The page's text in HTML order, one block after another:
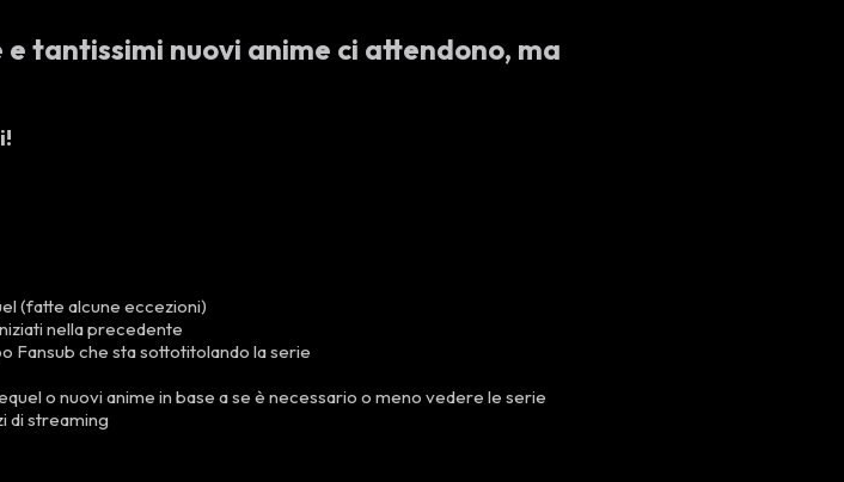
tantissimi nuovi anime ci attendono, ma
(fatte alcune eccezioni)
nella precedente
Fansub che sta sottotitolando la serie
o nuovi anime in base a se è necessario o meno vedere le serie
di streaming